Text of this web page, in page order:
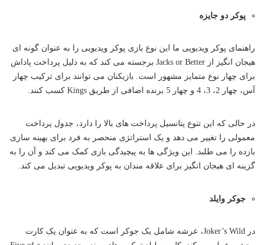
پوکر دو جایزه
راهنمای پوکر ویدیویی ما این نوع بازی پوکر ویدیویی را به عنوان گونه ای
هیجان انگیز از Jacks or Better برجسته می کند که به دلیل پرداخت پاداش
برای چهار نوع متمایز مشهور است. بازیکنان می توانند برای ترکیب چهار
آس، چهار 2، 3، 4 و چهار 5 برنده اضافی از طریق Kings کسب کنند.
در حالی که این تنوع پتانسیل پرداخت های بالا را دارد، جدول پرداخت
معمولی را تغییر می دهد و یک استراتژی منحصر به فرد برای بهینه سازی
بازده را می طلبد. این ویژگی ها به پیچیدگی بازی کمک می کند و آن را به
گزینه ای هیجان انگیز برای علاقه مندان به پوکر ویدیویی تبدیل می کند.
جوکر وایلد
در Joker’s Wild، عرشه شامل یک جوکر است که به عنوان یک کارت